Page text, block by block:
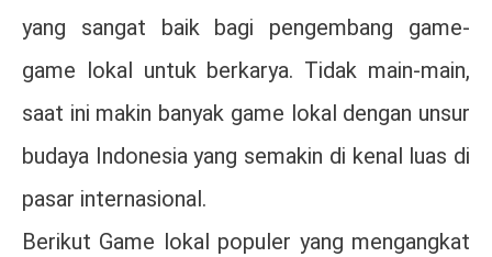
yang sangat baik bagi pengembang game-
game lokal untuk berkarya. Tidak main-main,
saat ini makin banyak game lokal dengan unsur
budaya Indonesia yang semakin di kenal luas di
pasar internasional.
Berikut Game lokal populer yang mengangkat